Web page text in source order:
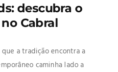
descubra o
Cabral
a tradição encontra a
caminha lado a